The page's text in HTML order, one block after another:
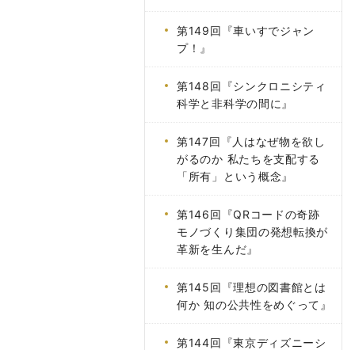
第149回『車いすでジャン
プ！』
第148回『シンクロニシティ
科学と非科学の間に』
第147回『人はなぜ物を欲し
がるのか 私たちを支配する
「所有」という概念』
第146回『QRコードの奇跡
モノづくり集団の発想転換が
革新を生んだ』
第145回『理想の図書館とは
何か 知の公共性をめぐって』
第144回『東京ディズニーシ